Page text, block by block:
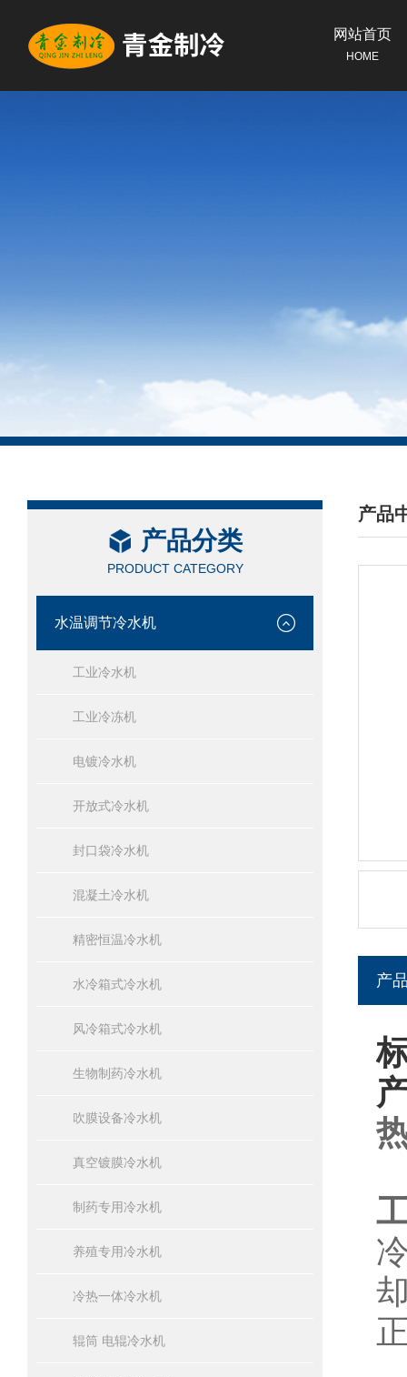
网站首页
HOME
产品分类
PRODUCT CATEGORY
水温调节冷水机
工业冷水机
工业冷冻机
电镀冷水机
开放式冷水机
封口袋冷水机
混凝土冷水机
精密恒温冷水机
水冷箱式冷水机
风冷箱式冷水机
生物制药冷水机
吹膜设备冷水机
真空镀膜冷水机
制药专用冷水机
养殖专用冷水机
冷热一体冷水机
辊筒 电辊冷水机
产品
/
产